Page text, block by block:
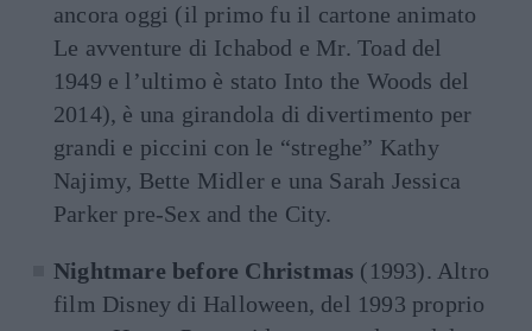
ancora oggi (il primo fu il cartone animato
Le avventure di Ichabod e Mr. Toad del
1949 e l’ultimo è stato Into the Woods del
2014), è una girandola di divertimento per
grandi e piccini con le “streghe” Kathy
Najimy, Bette Midler e una Sarah Jessica
Parker pre-Sex and the City.
Nightmare before Christmas (1993). Altro
film Disney di Halloween, del 1993 proprio